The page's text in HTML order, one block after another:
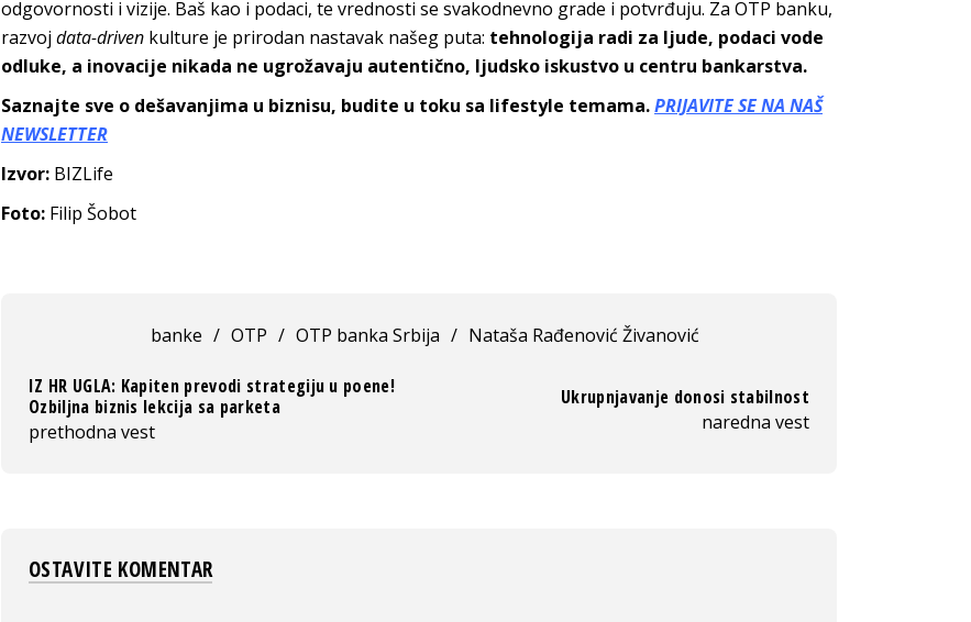
odgovornosti i vizije. Baš kao i podaci, te vrednosti se svakodnevno grade i potvrđuju. Za OTP banku,
razvoj data-driven kulture je prirodan nastavak našeg puta: tehnologija radi za ljude, podaci vode
odluke, a inovacije nikada ne ugrožavaju autentično, ljudsko iskustvo u centru bankarstva.
Saznajte sve o dešavanjima u biznisu, budite u toku sa lifestyle temama.PRIJAVITE SE NA NAŠ
NEWSLETTER
Izvor: BIZLife
Foto: Filip Šobot
banke / OTP / OTP banka Srbija / Nataša Rađenović Živanović
IZ HR UGLA: Kapiten prevodi strategiju u poene!
Ozbiljna biznis lekcija sa parketa
prethodna vest
Ukrupnjavanje donosi stabilnost
naredna vest
OSTAVITE KOMENTAR